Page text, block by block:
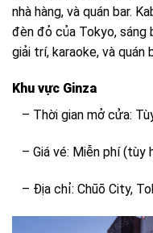
nhà hàng, và quán bar.
đèn đỏ của Tokyo, sáng
giải trí, karaoke, và quán
Khu vực Ginza
– Thời gian mở cửa:
– Giá vé: Miễn phí (tùy
– Địa chỉ: Chūō City,